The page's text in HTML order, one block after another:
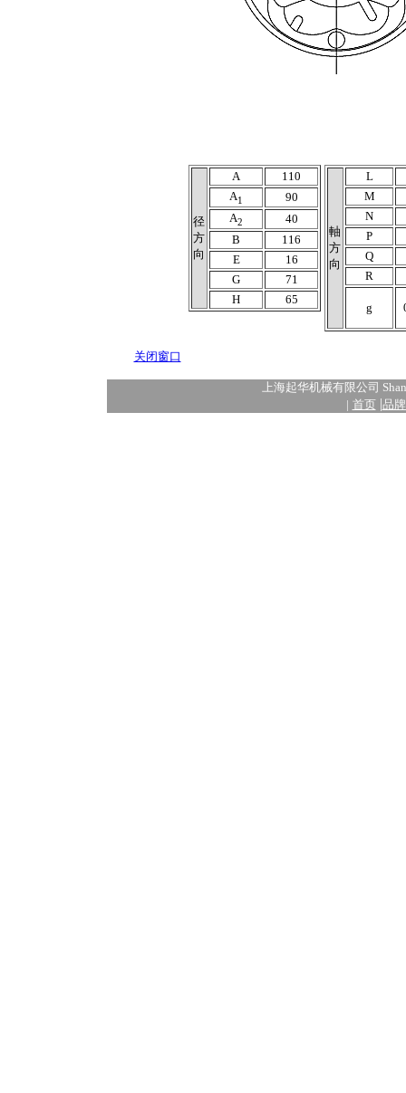
径
方
向
A
110
A1
90
A2
40
B
116
E
16
G
71
H
65
軸
方
向
L
M
N
P
Q
R
g
关闭窗口
上海起华机械有限公司
| 首页 |品